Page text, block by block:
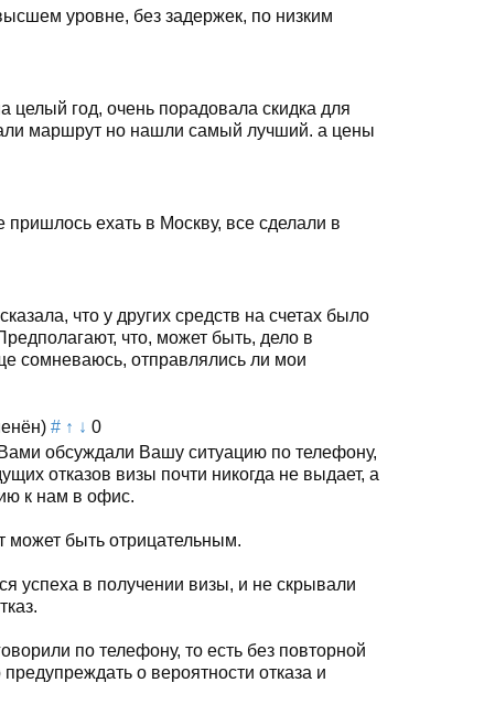
уровне, без задержек, по низким
год, очень порадовала скидка для
маршрут но нашли самый лучший. а цены
ехать в Москву, все сделали в
что у других средств на счетах было
что, может быть, дело в
сомневаюсь, отправлялись ли мои
# ↑ ↓ 0
обсуждали Вашу ситуацию по телефону,
отказов визы почти никогда не выдает, а
к нам в офис.
может быть отрицательным.
успеха в получении визы, и не скрывали
по телефону, то есть без повторной
о вероятности отказа и